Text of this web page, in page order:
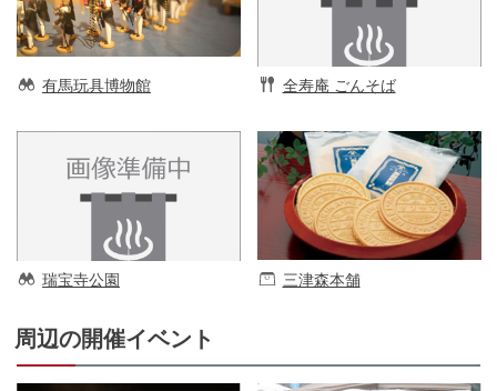
有馬玩具博物館 全寿庵 ごんそば
瑞宝寺公園 三津森本舗
周辺の開催イベント